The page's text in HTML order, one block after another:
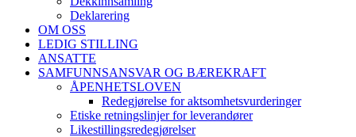
Deklarering
OM OSS
LEDIG STILLING
ANSATTE
SAMFUNNSANSVAR OG BÆREKRAFT
ÅPENHETSLOVEN
Redegjørelse for aktsomhetsvurderinger
Etiske retningslinjer for leverandører
Likestillingsredegjørelser